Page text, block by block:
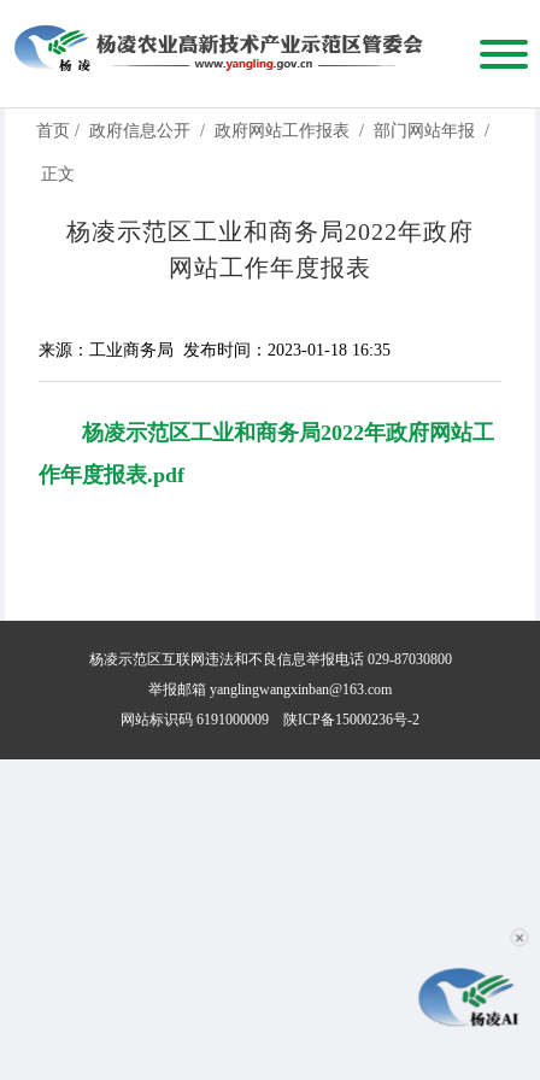
首页 / 政府信息公开 / 政府网站工作报表 / 部门网站年报 /
正文
杨凌示范区工业和商务局2022年政府
网站工作年度报表
来源：工业商务局 发布时间：2023-01-18 16:35
杨凌示范区工业和商务局2022年政府网站工
作年度报表.pdf
杨凌示范区互联网违法和不良信息举报电话 029-87030800
举报邮箱 yanglingwangxinban@163.com
网站标识码 6191000009
陕ICP备15000236号-2
✕